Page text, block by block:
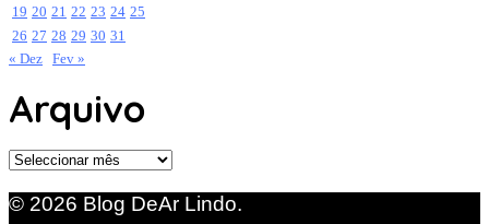
19 20 21 22 23 24 25
26 27 28 29 30 31
« Dez Fev »
Arquivo
Arquivo
© 2026 Blog DeAr Lindo.